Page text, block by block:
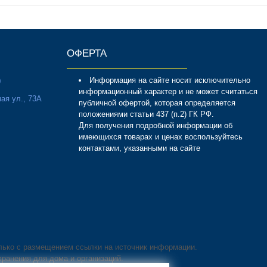
ул., 73А
ОФЕРТА
Информация на сайте носит исключительно
информационный характер и не может считаться
публичной офертой, которая определяется
положениями статьи 437 (п.2) ГК РФ.
Для получения подробной информации об
имеющихся товарах и ценах воспользуйтесь
контактами, указанными на сайте
с размещением ссылки на источник информации.
для дома и организаций.